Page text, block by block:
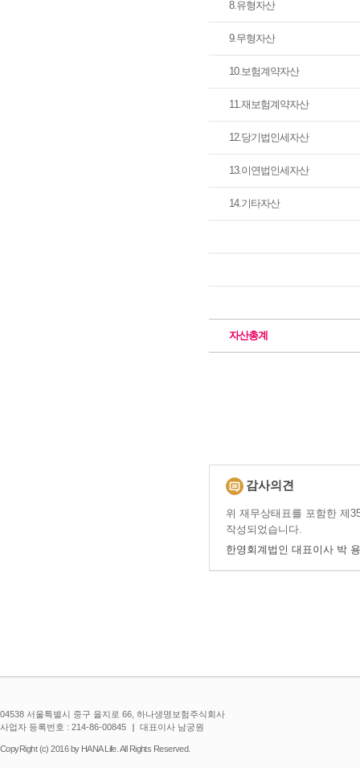
자산총계
8.유형자산
9.무형자산
10.보험계약자산
11.재보험계약자산
12.당기법인세자산
13.이연법인세자산
14.기타자산
감사의견
위 재무상태표를 포함한 제
작성되었습니다.
한영회계법인 대표이사 박
04538 서울특별시 중구 을지로 66, 하나생명보험주식회사
사업자 등록번호 : 214-86-00845
대표이사 남궁원
CopyRight (c) 2016 by HANA Life. All Rights Reserved.